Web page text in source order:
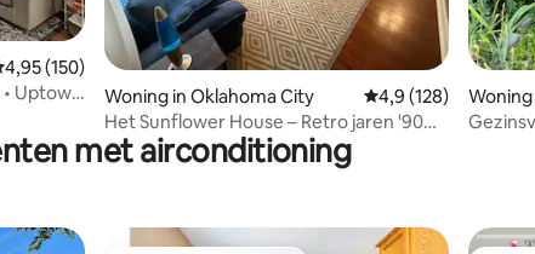
beoordeling van 4,95 op 5, 150 recensies
4,95 (150)
Uptown
Woning in Oklahoma City Gemiddelde
4,9 (128)
Het Sunflower House – Retro jaren '90
Loft
met airconditioning